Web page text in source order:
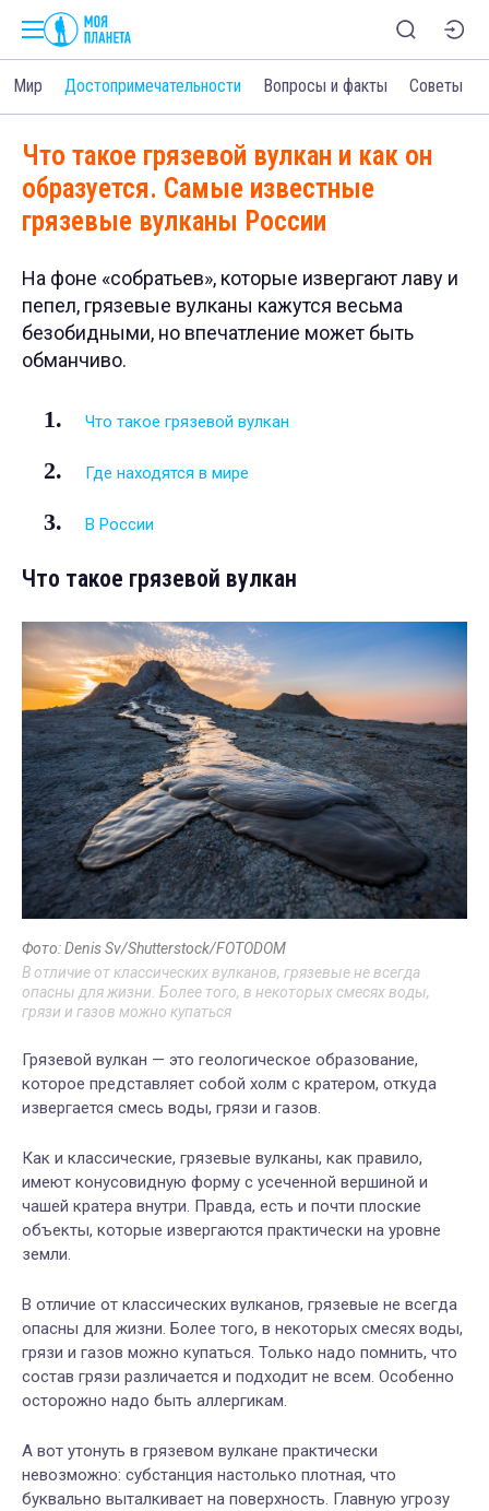
Мир Достопримечательности Вопросы и факты Советы
Что такое грязевой вулкан и как он
образуется. Самые известные
грязевые вулканы России
На фоне «собратьев», которые извергают лаву и
пепел, грязевые вулканы кажутся весьма
безобидными, но впечатление может быть
обманчиво.
Что такое грязевой вулкан
Где находятся в мире
В России
Что такое грязевой вулкан
Фото: Denis Sv/Shutterstock/FOTODOM
В отличие от классических вулканов, грязевые не всегда
опасны для жизни. Более того, в некоторых смесях воды,
грязи и газов можно купаться
Грязевой вулкан — это геологическое образование,
которое представляет собой холм с кратером, откуда
извергается смесь воды, грязи и газов.
Как и классические, грязевые вулканы, как правило,
имеют конусовидную форму с усеченной вершиной и
чашей кратера внутри. Правда, есть и почти плоские
объекты, которые извергаются практически на уровне
земли.
В отличие от классических вулканов, грязевые не всегда
опасны для жизни. Более того, в некоторых смесях воды,
грязи и газов можно купаться. Только надо помнить, что
состав грязи различается и подходит не всем. Особенно
осторожно надо быть аллергикам.
А вот утонуть в грязевом вулкане практически
невозможно: субстанция настолько плотная, что
буквально выталкивает на поверхность. Главную угрозу